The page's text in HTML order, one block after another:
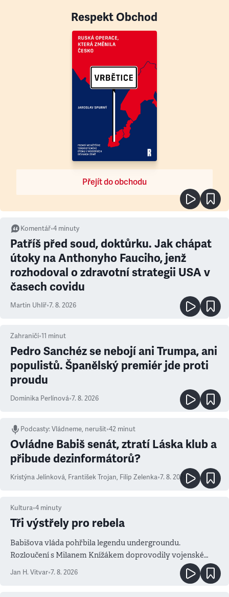
Respekt Obchod
Přejít do obchodu
Komentář•4 minuty
Patříš před soud, doktůrku. Jak chápat
útoky na Anthonyho Fauciho, jenž
rozhodoval o zdravotní strategii USA v
časech covidu
Martin Uhlíř•7. 8. 2026
Zahraničí•11 minut
Pedro Sanchéz se nebojí ani Trumpa, ani
populistů. Španělský premiér jde proti
proudu
Dominika Perlínová•7. 8. 2026
Podcasty:Vládneme, nerušit•42 minut
Ovládne Babiš senát, ztratí Láska klub a
přibude dezinformátorů?
Kristýna Jelínková, František Trojan, Filip Zelenka•7. 8. 2026
Kultura•4 minuty
Tři výstřely pro rebela
Babišova vláda pohřbila legendu undergroundu.
Rozloučení s Milanem Knížákem doprovodily vojenské
Jan H. Vitvar•7. 8. 2026